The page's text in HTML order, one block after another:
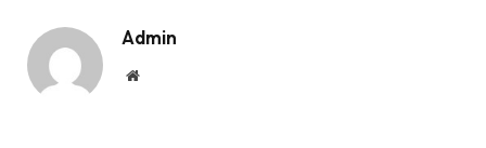
Admin
Website